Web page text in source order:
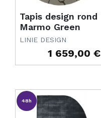
Tapis design rond
Marmo Green
LINIE DESIGN
1 659,00 €
48h